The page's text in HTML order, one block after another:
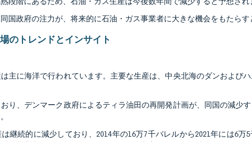
国政府の注力が、将来的に石油・ガス事業者に大きな機会をもたらす
のトレンドとインサイト
主に海洋で行われています。主要な生産は、中央北海のダンおよび
り、デンマーク政府によるティラ油田の再開発計画が、同国の減少
継続的に減少しており、2014年の16万7千バレルから2021年には6万5